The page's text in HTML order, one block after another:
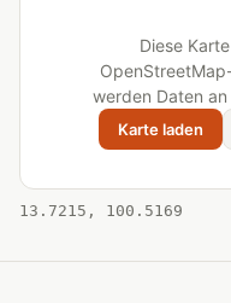
Diese
werden Daten
Karte laden
13.7215, 100.5169